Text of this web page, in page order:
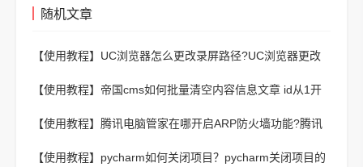
随机文章
【使用教程】 UC浏览器怎么更改录屏路径?UC浏览器更改
【使用教程】 帝国cms如何批量清空内容信息文章 id从1开
【使用教程】
腾讯电脑管家在哪开启ARP防火墙功能?腾讯
【使用教程】 pycharm如何关闭项目？pycharm关闭项目的